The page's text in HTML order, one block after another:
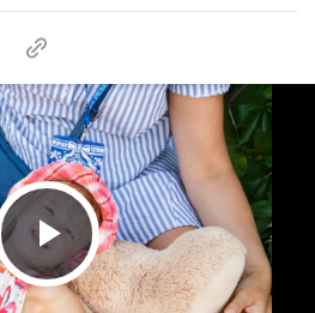
Play Video